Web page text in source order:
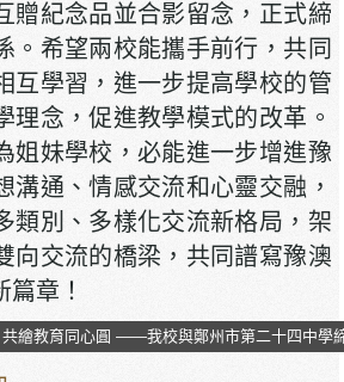
贈紀念品並合影留念，正式締
。希望兩校能攜手前行，共同
互學習，進一步提高學校的管
理念，促進教學模式的改革。
姐妹學校，必能進一步增進豫
溝通、情感交流和心靈交融，
類別、多樣化交流新格局，架
向交流的橋梁，共同譜寫豫澳
章！
共繪教育同心圓 ——我校與鄭州市第二十四中學